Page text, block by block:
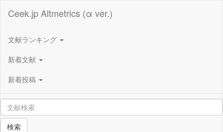
Ceek.jp Altmetrics (α ver.)
文献ランキング
新着文献
新着投稿
検索